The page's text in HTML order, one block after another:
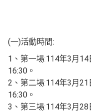
(一)活動時間:
1、第一場:114年3月
16:30。
2、第二場:114年3月
16:30。
3、第三場:114年3月